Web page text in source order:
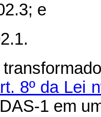
e
8º da Lei
1 em